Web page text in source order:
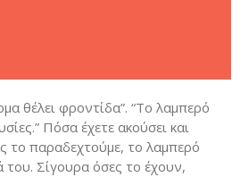
θέλει φροντίδα”. “Το λαμπερό
Πόσα έχετε ακούσει και
το παραδεχτούμε, το λαμπερό
του. Σίγουρα όσες το έχουν,